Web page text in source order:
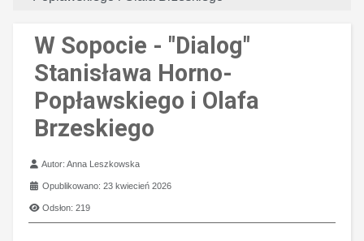
W Sopocie - "Dialog"
Stanisława Horno-
Popławskiego i Olafa
Brzeskiego
Szczegóły
Autor:Anna Leszkowska
Opublikowano: 23 kwiecień 2026
Odsłon: 219